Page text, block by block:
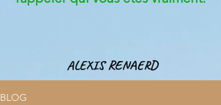
ALEXIS RENAERD
BLOG